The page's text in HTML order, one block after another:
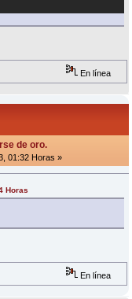
En línea
de oro.
01:32 Horas »
Horas
En línea